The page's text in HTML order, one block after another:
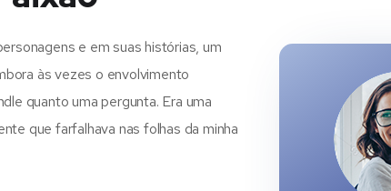
e em suas histórias, um
às vezes o envolvimento
quanto uma pergunta. Era uma
que farfalhava nas folhas da minha